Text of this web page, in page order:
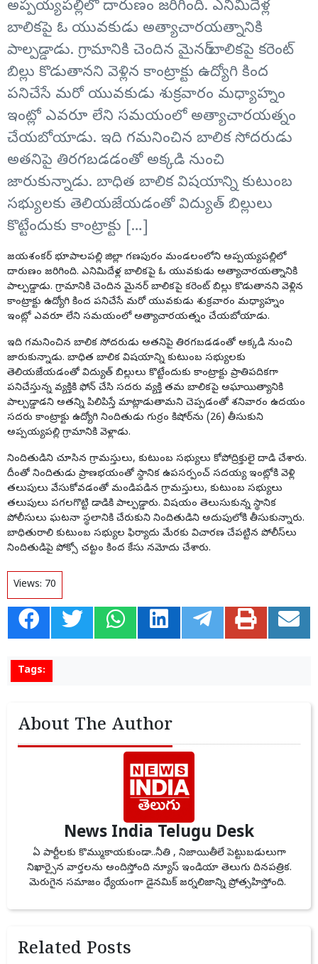
అప్పయ్యపల్లిలో దారుణం జరిగింది. ఎనిమిదేళ్ల
బాలికపై ఓ యువకుడు అత్యాచారయత్నానికి
పాల్పడ్డాడు. గ్రామానికి చెందిన మైనర్‌ బాలికపై కరెంట్‌
బిల్లు కొడుతానని వెళ్లిన కాంట్రాక్టు ఉద్యోగి కింద
పనిచేసే మరో యువకుడు శుక్రవారం మధ్యాహ్నం
ఇంట్లో ఎవరూ లేని సమయంలో అత్యాచారయత్నం
చేయబోయాడు. ఇది గమనించిన బాలిక సోదరుడు
అతనిపై తిరగబడడంతో అక్కడి నుంచి
జారుకున్నాడు. బాధిత బాలిక విషయాన్ని కుటుంబ
సభ్యులకు తెలియజేయడంతో విద్యుత్‌ బిల్లులు
కొట్టేందుకు కాంట్రాక్టు […]
జయశంకర్‌ భూపాలపల్లి జిల్లా గణపురం మండలంలోని అప్పయ్యపల్లిలో
దారుణం జరిగింది. ఎనిమిదేళ్ల బాలికపై ఓ యువకుడు అత్యాచారయత్నానికి
పాల్పడ్డాడు. గ్రామానికి చెందిన మైనర్‌ బాలికపై కరెంట్‌ బిల్లు కొడుతానని వెళ్లిన
కాంట్రాక్టు ఉద్యోగి కింద పనిచేసే మరో యువకుడు శుక్రవారం మధ్యాహ్నం
ఇంట్లో ఎవరూ లేని సమయంలో అత్యాచారయత్నం చేయబోయాడు.
ఇది గమనించిన బాలిక సోదరుడు అతనిపై తిరగబడడంతో అక్కడి నుంచి
జారుకున్నాడు. బాధిత బాలిక విషయాన్ని కుటుంబ సభ్యులకు
తెలియజేయడంతో విద్యుత్‌ బిల్లులు కొట్టేందుకు కాంట్రాక్టు ప్రాతిపదికగా
పనిచేస్తున్న వ్యక్తికి ఫోన్‌ చేసి సదరు వ్యక్తి తమ బాలికపై అఘాయిత్యానికి
పాల్పడ్డాడని అతన్ని పిలిపిస్తే మాట్లాడుతామని చెప్పడంతో శనివారం ఉదయం
సదరు కాంట్రాక్టు ఉద్యోగి నిందితుడు గుర్రం కిషోర్‌ను (26) తీసుకుని
అప్పయ్యపల్లి గ్రామానికి వెళ్లాడు.
నిందితుడిని చూసిన గ్రామస్తులు, కుటుంబ సభ్యులు కోపోద్రిక్తులై దాడి చేశారు.
దీంతో నిందితుడు ప్రాణభయంతో స్థానిక ఉపసర్పంచ్‌ సదయ్య ఇంట్లోకి వెళ్లి
తలుపులు వేసుకోవడంతో మండిపడిన గ్రామస్తులు, కుటుంబ సభ్యులు
తలుపులు పగలగొట్టి డాడికి పాల్పడ్డారు. విషయం తెలుసుకున్న స్థానిక
పోలీసులు ఘటనా స్థలానికి చేరుకుని నిందితుడిని అదుపులోకి తీసుకున్నారు.
బాధితురాలి కుటుంబ సభ్యుల ఫిర్యాదు మేరకు విచారణ చేపట్టిన పోలీస్‌లు
నిందితుడిపై పోక్సో చట్టం కింద కేసు నమోదు చేశారు.
Views: 70
Tags:
About The Author
News India Telugu Desk
ఏ పార్టీలకు కొమ్ముకాయకుండా..నీతి , నిజాయితీలే పెట్టుబడులుగా
నిఖార్సైన వార్తలను అందిస్తోంది న్యూస్ ఇండియా తెలుగు దినపత్రిక.
మెరుగైన సమాజం ధ్యేయంగా డైనమిక్ జర్నలిజాన్ని ప్రోత్సహిస్తోంది.
Related Posts